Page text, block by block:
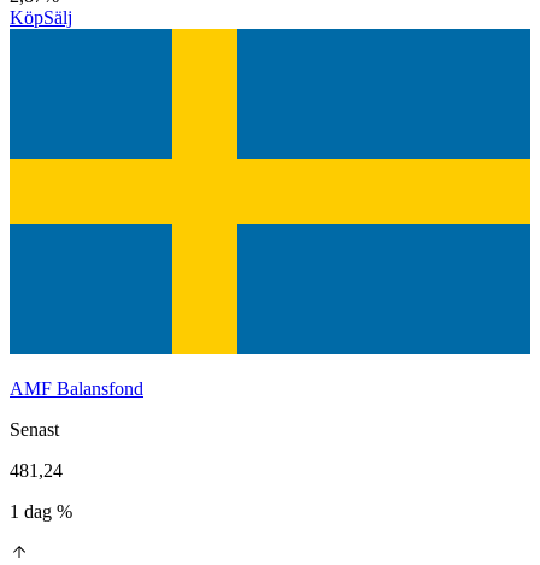
KöpSälj
AMF Balansfond
Senast
481,24
1 dag %